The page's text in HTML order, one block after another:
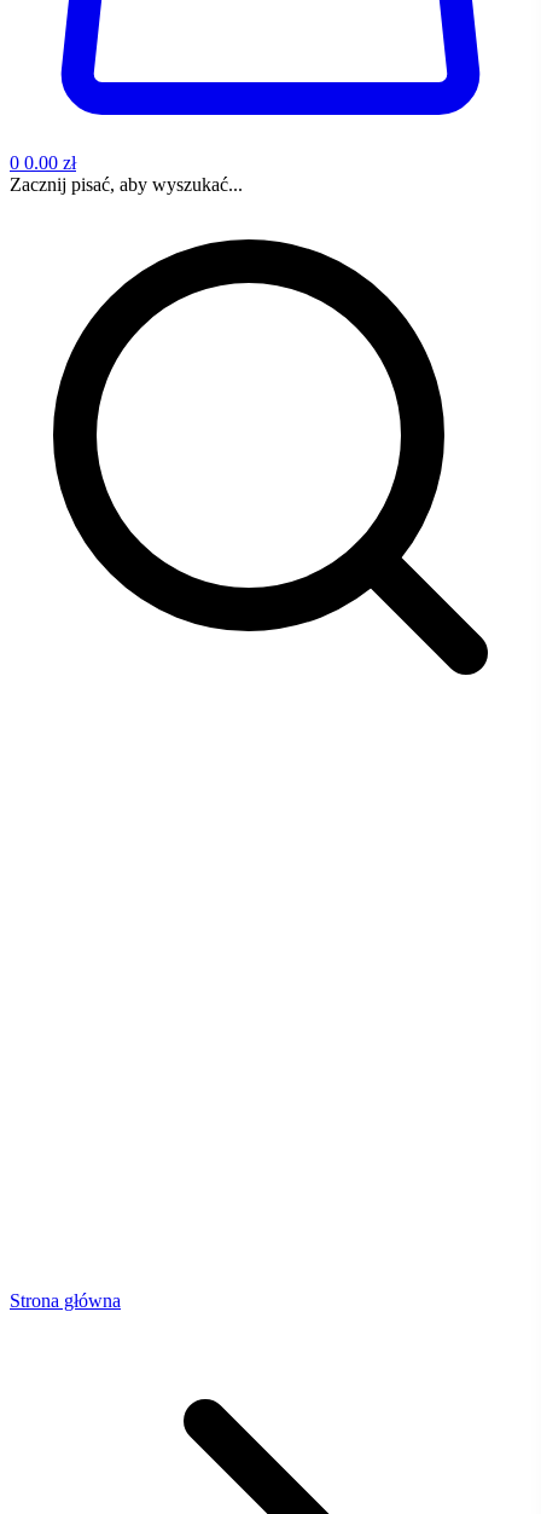
0 0.00 zł
Zacznij pisać, aby wyszukać...
Strona główna